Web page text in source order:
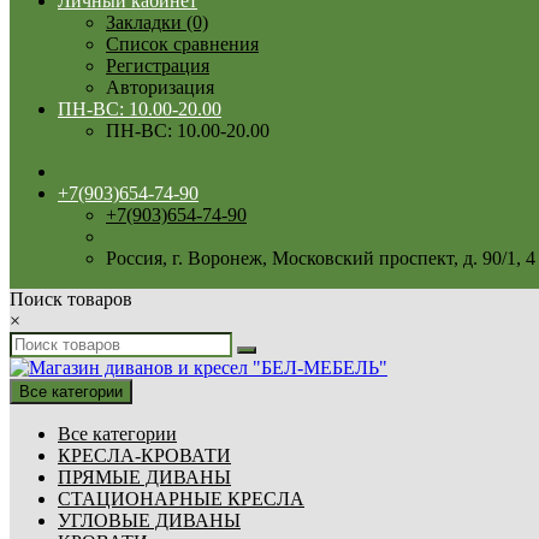
Закладки (0)
Список сравнения
Регистрация
Авторизация
ПН-ВС: 10.00-20.00
ПН-ВС: 10.00-20.00
+7(903)654-74-90
+7(903)654-74-90
Россия, г. Воронеж, Московский проспект, д. 90/1, 4
Поиск товаров
×
Все категории
Все категории
КРЕСЛА-КРОВАТИ
ПРЯМЫЕ ДИВАНЫ
СТАЦИОНАРНЫЕ КРЕСЛА
УГЛОВЫЕ ДИВАНЫ